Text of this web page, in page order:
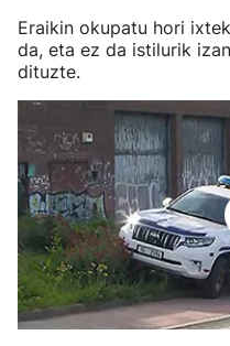
Eraikin okupatu hori
da, eta ez da istilurik
dituzte.